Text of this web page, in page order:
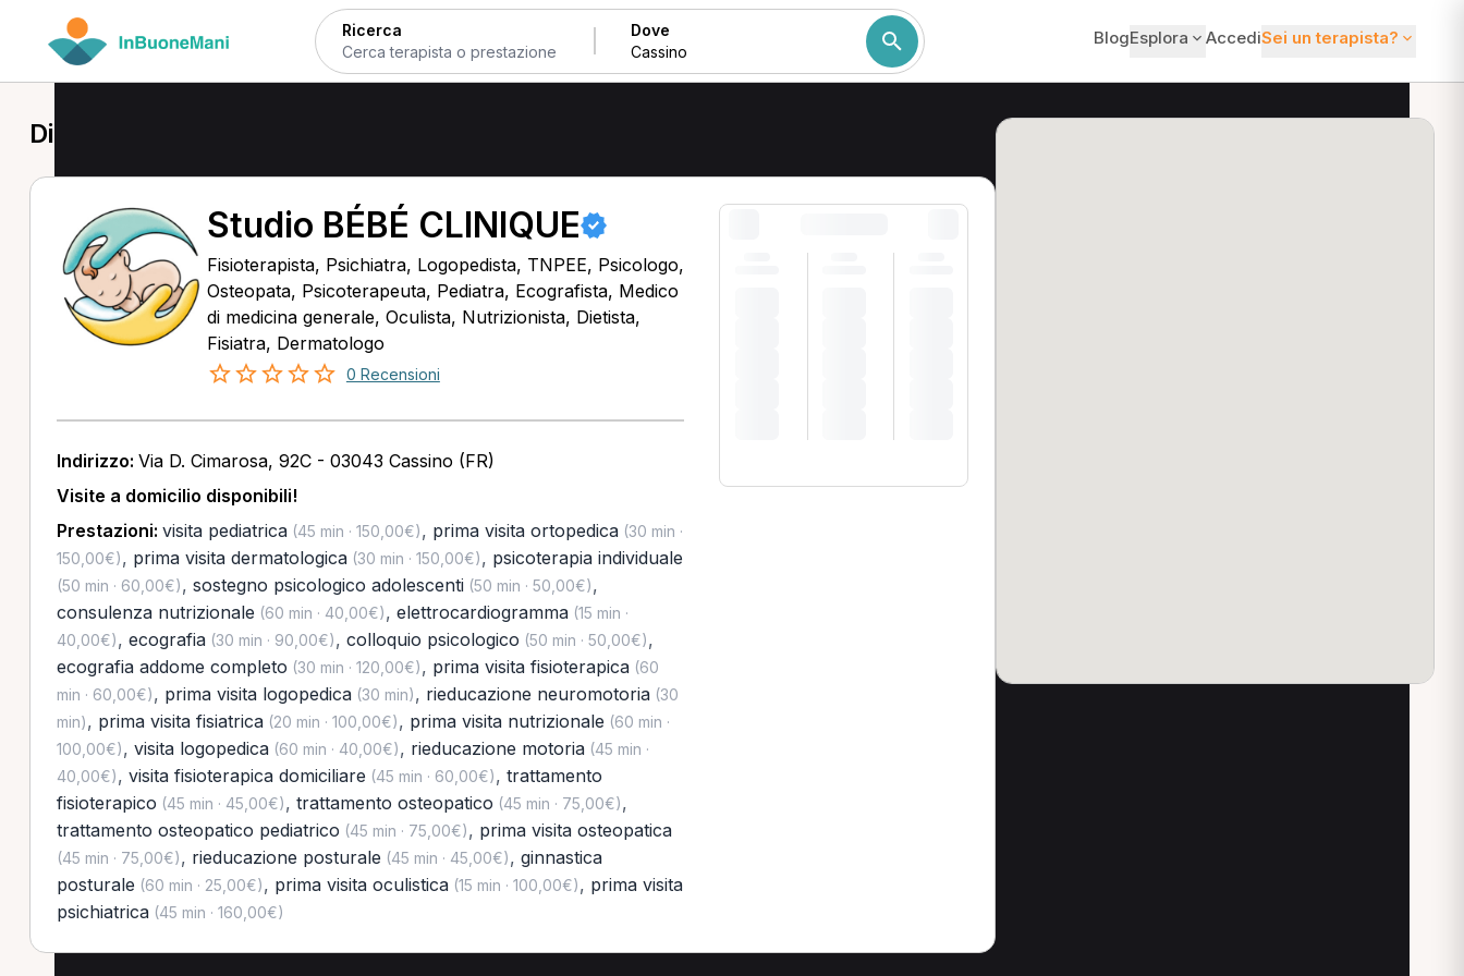
Ricerca Dove BlogEsplora AccediSei un terapista?
Dietista a Cassino
Studio BÉBÉ CLINIQUE
Fisioterapista, Psichiatra, Logopedista, TNPEE, Psicologo,
Osteopata, Psicoterapeuta, Pediatra, Ecografista, Medico
di medicina generale, Oculista, Nutrizionista, Dietista,
Fisiatra, Dermatologo
0 Recensioni
Indirizzo: Via D. Cimarosa, 92C - 03043 Cassino (FR)
Visite a domicilio disponibili!
Prestazioni: visita pediatrica(45 min · 150,00€), prima visita ortopedica(30 min ·
150,00€), prima visita dermatologica(30 min · 150,00€), psicoterapia individuale
(50 min · 60,00€), sostegno psicologico adolescenti(50 min · 50,00€),
consulenza nutrizionale (60 min · 40,00€), elettrocardiogramma(15 min ·
40,00€), ecografia(30 min · 90,00€), colloquio psicologico (50 min · 50,00€),
ecografia addome completo (30 min · 120,00€), prima visita fisioterapica(60
min · 60,00€), prima visita logopedica(30 min), rieducazione neuromotoria(30
min), prima visita fisiatrica(20 min · 100,00€), prima visita nutrizionale (60 min ·
100,00€), visita logopedica(60 min · 40,00€), rieducazione motoria(45 min ·
40,00€), visita fisioterapica domiciliare (45 min · 60,00€), trattamento
fisioterapico (45 min · 45,00€), trattamento osteopatico (45 min · 75,00€),
trattamento osteopatico pediatrico (45 min · 75,00€), prima visita osteopatica
(45 min · 75,00€), rieducazione posturale (45 min · 45,00€), ginnastica
posturale (60 min · 25,00€), prima visita oculistica(15 min · 100,00€), prima visita
psichiatrica(45 min · 160,00€)